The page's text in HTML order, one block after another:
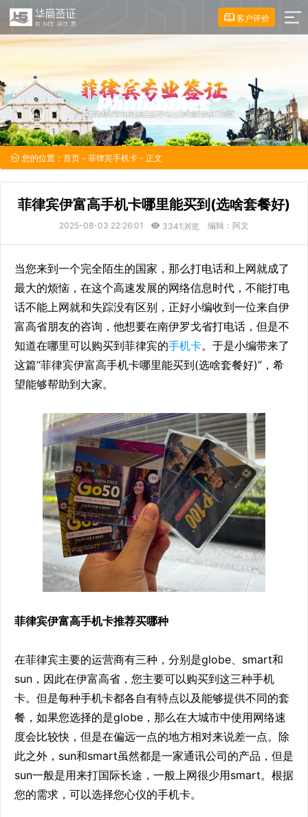
客户评价
您的位置： 首页 - 菲律宾手机卡 - 正文
菲律宾伊富高手机卡哪里能买到(选啥套餐好)
2025-08-03 22:26:01 3341浏览 编辑：阿文
当您来到一个完全陌生的国家，那么打电话和上网就成了
最大的烦恼，在这个高速发展的网络信息时代，不能打电
话不能上网就和失踪没有区别，正好小编收到一位来自伊
富高省朋友的咨询，他想要在南伊罗戈省打电话，但是不
知道在哪里可以购买到菲律宾的手机卡。于是小编带来了
这篇“菲律宾伊富高手机卡哪里能买到(选啥套餐好)”，希
望能够帮助到大家。
菲律宾伊富高手机卡推荐买哪种
在菲律宾主要的运营商有三种，分别是globe、smart和
sun，因此在伊富高省，您主要可以购买到这三种手机
卡。但是每种手机卡都各自有特点以及能够提供不同的套
餐，如果您选择的是globe，那么在大城市中使用网络速
度会比较快，但是在偏远一点的地方相对来说差一点。除
此之外，sun和smart虽然都是一家通讯公司的产品，但是
sun一般是用来打国际长途，一般上网很少用smart。根据
您的需求，可以选择您心仪的手机卡。